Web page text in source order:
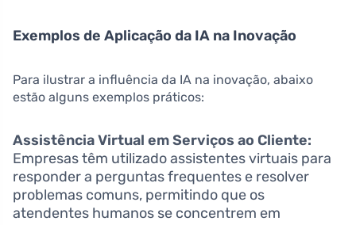
Exemplos de Aplicação da IA na Inovação
Para ilustrar a influência da IA na inovação, abaixo
estão alguns exemplos práticos:
Assistência Virtual em Serviços ao Cliente:
Empresas têm utilizado assistentes virtuais para
responder a perguntas frequentes e resolver
problemas comuns, permitindo que os
atendentes humanos se concentrem em